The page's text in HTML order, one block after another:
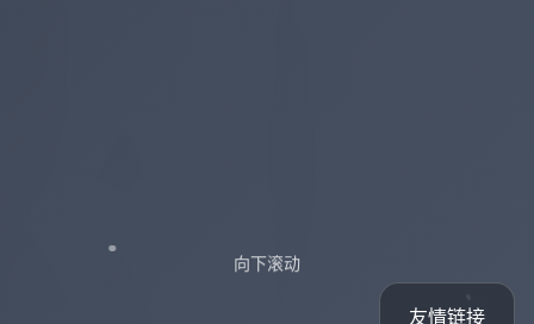
向下滚动
友情链接